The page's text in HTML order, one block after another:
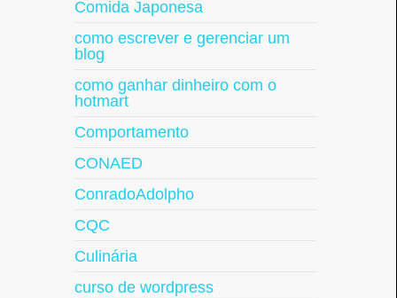
Comida Japonesa
como escrever e gerenciar um
blog
como ganhar dinheiro com o
hotmart
Comportamento
CONAED
ConradoAdolpho
CQC
Culinária
curso de wordpress